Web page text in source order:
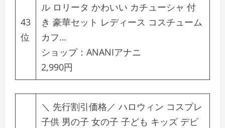
43
位
ル ロリータ かわいい カチューシャ 付
き 豪華セット レディース コスチューム
カフ…
ショップ： ANANIアナニ
2,990円
＼ 先行割引価格／ ハロウィン コスプレ
子供 男の子 女の子 子ども キッズ デビ